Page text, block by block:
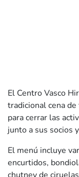
El Centro Vasco
tradicional cena
para cerrar las
junto a sus socios
El menú incluye
encurtidos,